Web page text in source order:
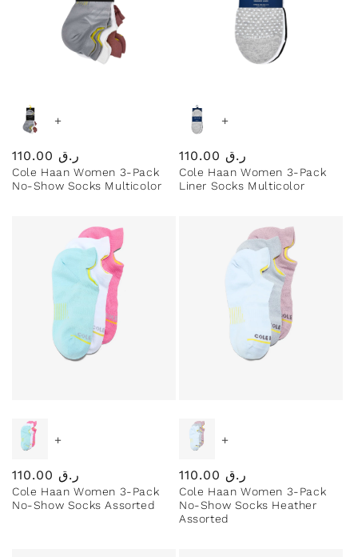
o
+
Regular
price
ر.ق
Cole Haan Women 3-Pack
No-Show Socks Multicolor
+
Regular
price
ر.ق
Cole Haan Women 3-Pack
Liner Socks Multicolor
+
Regular
price
ر.ق
Cole Haan Women 3-Pack
No-Show Socks Assorted
+
Regular
price
ر.ق
Cole Haan Women 3-Pack
No-Show Socks Heather
Assorted